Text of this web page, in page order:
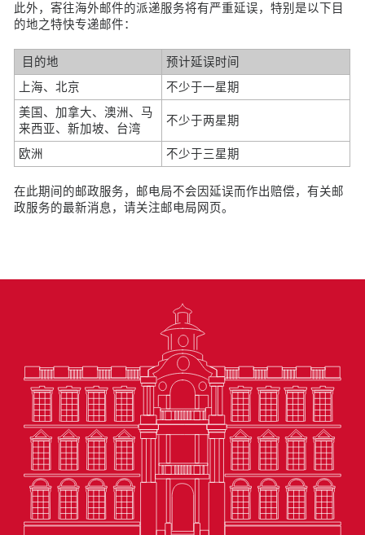
此外，寄往海外邮件的派递服务将有严重延误，特别是以下目
的地之特快专递邮件：
目的地
预计延误时间
上海、北京
不少于一星期
美国、加拿大、澳洲、马
来西亚、新加坡、台湾
不少于两星期
欧洲 不少于三星期
在此期间的邮政服务，邮电局不会因延误而作出赔偿，有关邮
政服务的最新消息，请关注邮电局网页。